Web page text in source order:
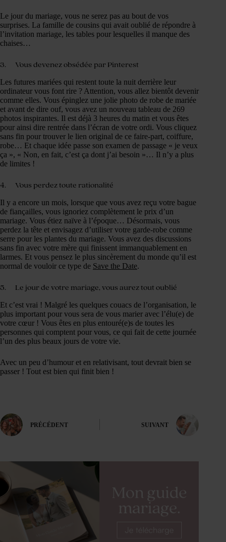
Le jour du mariage, vous ne serez pas au bout de vos
surprises. La famille de cousins qui avait oublié de répondre à
l’invitation mariage, les tables pour lesquelles il manque des
chaises…
3. Vous devenez obsédée par Pinterest
Les futures mariées qui restent toute la nuit derrière leur
ordinateur vous font rire ? Attention, vous allez bientôt devenir
comme elles. Vous épinglez une jolie photo de robe de mariée
et avant de dire ouf, vous avez un nouveau tableau de 269
photos inspirantes. Il est déjà 3 heures du matin et vous êtes
pour ainsi dire rentrée dans l’écran de votre ordi. Vous cliquez
sans fin pour trouver le lien original de ce faire-part, coiffure,
robe… Et chaque idée passe son examen de passage « je veux
ça », « Non, en fait, c’est ça dont j’ai besoin »… Il n’y a plus
de limites !
4. Vous perdez toute rationalité
Il y a encore un mois, lorsque que vous avez reçu votre bague
de fiançailles, vous ignoriez complètement le prix d’un
mariage. Vous étiez naïve à l’époque… Désormais, vous
perdez la tête et envisagez d’utiliser votre garde-robe comme
serre pour les plantes du mariage. Vous avez des discussions
sans fin avec votre mère qui finissent immanquablement en
larmes. Et vous pensez le plus sincèrement du monde qu’il est
normal de vouloir ce type de Save the Date.
5. Le jour de votre mariage, vous aurez tout oublié
Et c’est vrai ! Malgré les quelques couacs de l’organisation, le
plus important pour vous sera de vous marier avec l’élu(e) de
votre cœur ! Vous êtes en plus entouré(e)s de toutes les
personnes qui comptent pour vous, ce qui fait de cette journée
l’un des plus beaux jours de votre vie.
Avec un peu d’humour et en relativisant, tout devrait bien se
passer ! Tout est bien qui finit bien !
PRÉCÉDENT SUIVANT